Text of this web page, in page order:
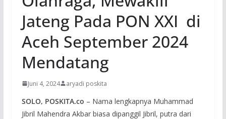
Jateng Pada PON XXI di
Aceh September 2024
Mendatang
Juni 4, 2024 aryadi poskita
SOLO, POSKITA.co – Nama lengkapnya Muhammad
Jibril Mahendra Akbar biasa dipanggil Jibril, putra dari